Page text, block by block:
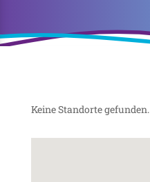
Keine Standorte gefunden.